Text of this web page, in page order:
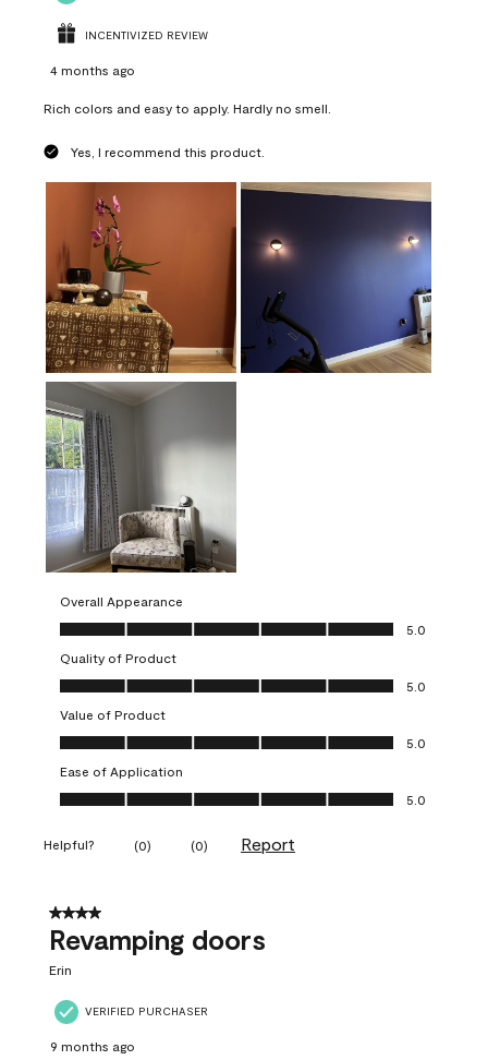
INCENTIVIZED REVIEW
4 months ago
Rich colors and easy to apply. Hardly no smell.
Yes, I recommend this product.
Overall Appearance
Overall Appearance, 5.0 out of 5
5.0
Quality of Product
Quality of Product, 5.0 out of 5
5.0
Value of Product
Value of Product, 5.0 out of 5
5.0
Ease of Application
Ease of Application, 5.0 out of 5
5.0
Helpful? (0) (0) Report
4 out of 5 stars.
Revamping doors
Erin
VERIFIED PURCHASER
9 months ago